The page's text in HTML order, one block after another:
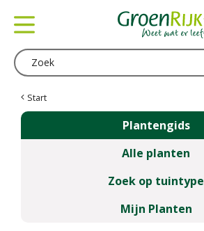
Start
Plantengids
Alle planten
Zoek op tuintype
Mijn Planten